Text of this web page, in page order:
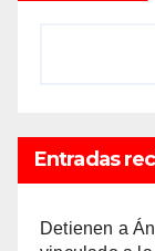
Entradas
Detienen a